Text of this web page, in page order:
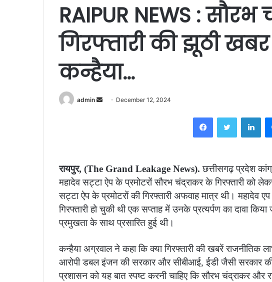
RAIPUR NEWS : सौरभ
गिरफ्तारी की झूठी
कन्हैया…
admin
Send December 12, 2024
FacebookTwitter
रायपुर, (The Grand Leakage News). छत्तीसगढ़ प्रदेश
महादेव सट्टा ऐप के प्रमोटरों सौरभ चंद्राकर के गिरफ्तारी को
सट्टा ऐप के प्रमोटरों की गिरफ्तारी अफवाह मात्र थी। महादेव
गिरफ्तारी हो चुकी थी एक सप्ताह में उनके प्रत्यर्पण का दावा
प्रमुखता के साथ प्रसारित हुई थी।
कन्हैया अग्रवाल ने कहा कि क्या गिरफ्तारी की खबरें राजनीतिक
आरोपी डबल इंजन की सरकार और सीबीआई, ईडी जैसी सरकार
प्रशासन को यह बात स्पष्ट करनी चाहिए कि सौरभ चंद्राकर और